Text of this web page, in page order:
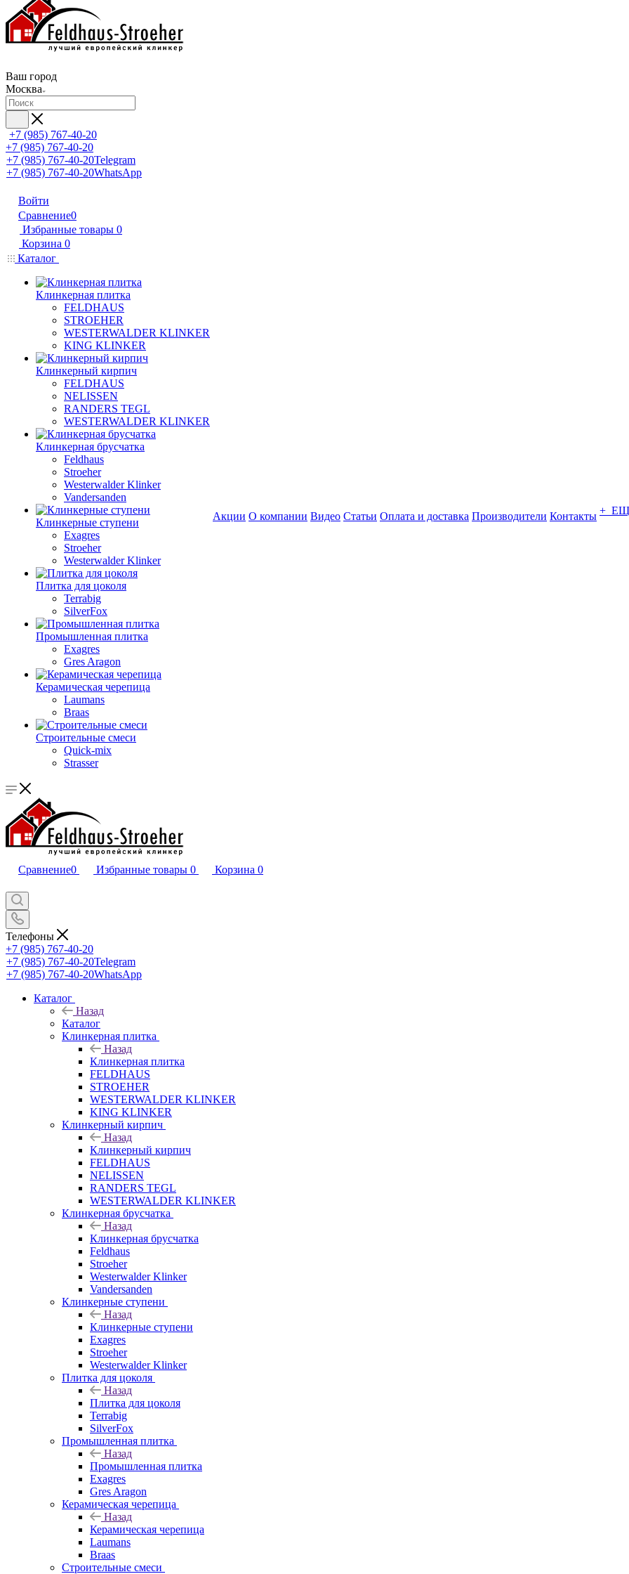
Ваш город
Москва
+7 (985) 767-40-20
+7 (985) 767-40-20
+7 (985) 767-40-20Telegram
+7 (985) 767-40-20WhatsApp
Войти
Сравнение0
Избранные товары 0
Корзина 0
Каталог
Клинкерная плитка
FELDHAUS
STROEHER
WESTERWALDER KLINKER
KING KLINKER
Клинкерный кирпич
FELDHAUS
NELISSEN
RANDERS TEGL
WESTERWALDER KLINKER
Клинкерная брусчатка
Feldhaus
Stroeher
Westerwalder Klinker
Vandersanden
Клинкерные ступени
Exagres
Stroeher
Westerwalder Klinker
Плитка для цоколя
Terrabig
SilverFox
Промышленная плитка
Exagres
Gres Aragon
Керамическая черепица
Laumans
Braas
Строительные смеси
Quick-mix
Strasser
Акции О компании Видео Статьи Оплата и доставка Производители Контакты +
Сравнение0 Избранные товары 0 Корзина 0
Телефоны
+7 (985) 767-40-20
+7 (985) 767-40-20Telegram
+7 (985) 767-40-20WhatsApp
Каталог
Назад
Каталог
Клинкерная плитка
Назад
Клинкерная плитка
FELDHAUS
STROEHER
WESTERWALDER KLINKER
KING KLINKER
Клинкерный кирпич
Назад
Клинкерный кирпич
FELDHAUS
NELISSEN
RANDERS TEGL
WESTERWALDER KLINKER
Клинкерная брусчатка
Назад
Клинкерная брусчатка
Feldhaus
Stroeher
Westerwalder Klinker
Vandersanden
Клинкерные ступени
Назад
Клинкерные ступени
Exagres
Stroeher
Westerwalder Klinker
Плитка для цоколя
Назад
Плитка для цоколя
Terrabig
SilverFox
Промышленная плитка
Назад
Промышленная плитка
Exagres
Gres Aragon
Керамическая черепица
Назад
Керамическая черепица
Laumans
Braas
Строительные смеси